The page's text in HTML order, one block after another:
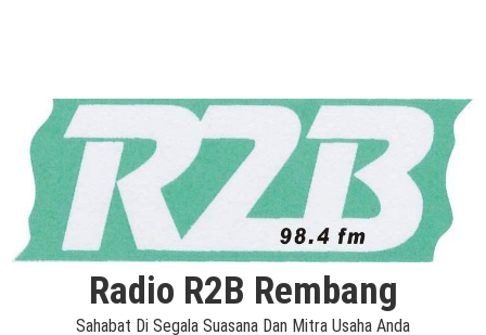
Radio R2B Rembang
Sahabat Di Segala Suasana Dan Mitra Usaha Anda